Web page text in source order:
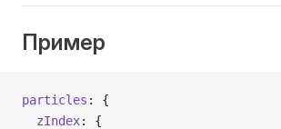
Пример
particles : {
  zIndex
: {